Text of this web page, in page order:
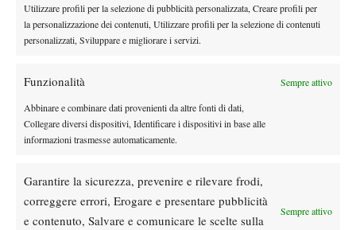
Utilizzare profili per la selezione di pubblicità personalizzata, Creare profili per
la personalizzazione dei contenuti, Utilizzare profili per la selezione di contenuti
personalizzati, Sviluppare e migliorare i servizi.
Funzionalità Sempre attivo
Abbinare e combinare dati provenienti da altre fonti di dati,
Collegare diversi dispositivi, Identificare i dispositivi in base alle
informazioni trasmesse automaticamente.
Garantire la sicurezza, prevenire e rilevare frodi,
correggere errori, Erogare e presentare pubblicità
e contenuto, Salvare e comunicare le scelte sulla
Sempre attivo